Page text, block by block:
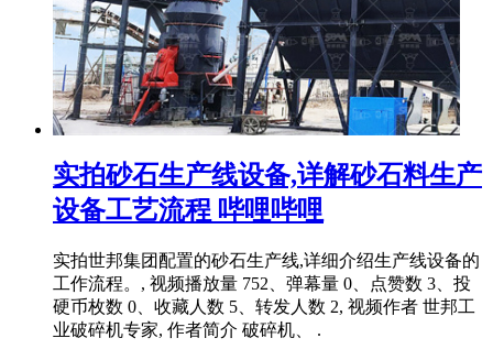
实拍砂石生产线设备,详解砂石料生产
设备工艺流程 哔哩哔哩
实拍世邦集团配置的砂石生产线,详细介绍生产线设备的
工作流程。, 视频播放量 752、弹幕量 0、点赞数 3、投
硬币枚数 0、收藏人数 5、转发人数 2, 视频作者 世邦工
业破碎机专家, 作者简介 破碎机、 .